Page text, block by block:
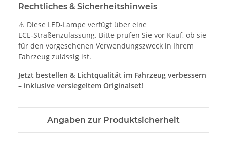
Rechtliches & Sicherheitshinweis
⚠ Diese LED‑Lampe verfügt über eine
ECE‑Straßenzulassung. Bitte prüfen Sie vor Kauf, ob sie
für den vorgesehenen Verwendungszweck in Ihrem
Fahrzeug zulässig ist.
Jetzt bestellen & Lichtqualität im Fahrzeug verbessern
– inklusive versiegeltem Originalset!
Angaben zur Produktsicherheit